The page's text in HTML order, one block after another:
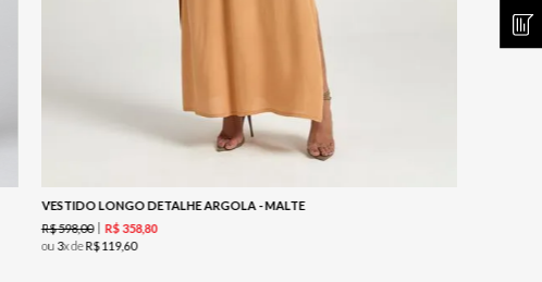
VESTIDO LONGO DETALHE ARGOLA - MALTE
R$598,00 R$358,80
ou 3x deR$ 119,60